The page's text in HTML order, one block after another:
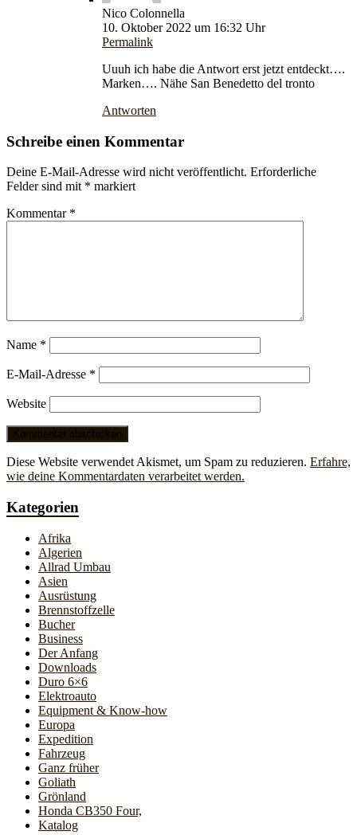
Nico Colonnella
10. Oktober 2022 um 16:32 Uhr
Permalink
Uuuh ich habe die Antwort erst jetzt entdeckt….
Marken…. Nähe San Benedetto del tronto
Antworten
Schreibe einen Kommentar
Deine E-Mail-Adresse wird nicht veröffentlicht. Erforderliche
Felder sind mit * markiert
Kommentar *
Name *
E-Mail-Adresse *
Website
Diese Website verwendet Akismet, um Spam zu reduzieren. Erfahre,
wie deine Kommentardaten verarbeitet werden.
Kategorien
Afrika
Algerien
Allrad Umbau
Asien
Ausrüstung
Brennstoffzelle
Bucher
Business
Der Anfang
Downloads
Duro 6×6
Elektroauto
Equipment & Know-how
Europa
Expedition
Fahrzeug
Ganz früher
Goliath
Grönland
Honda CB350 Four,
Katalog